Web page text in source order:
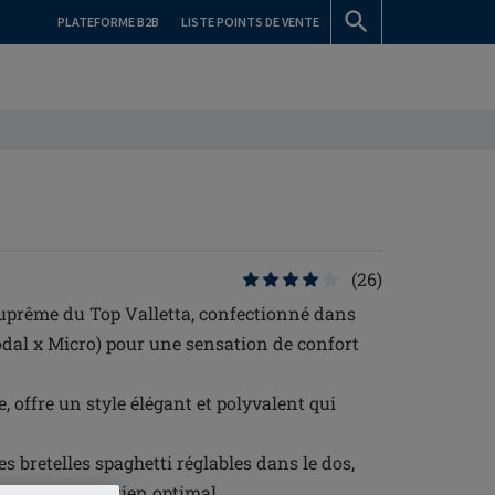
PLATEFORME B2B LISTE POINTS DE VENTE
(26)
du Top Valletta, confectionné dans
x Micro) pour une sensation de confort
offre un style élégant et polyvalent qui
bretelles spaghetti réglables dans le dos,